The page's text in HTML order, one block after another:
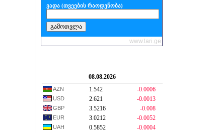
ვადა (თვეების რაოდენობა)
www.lari.ge
08.08.2026
AZN 1.542 -0.0006
USD 2.621 -0.0013
GBP 3.5216 -0.008
EUR 3.0212 -0.0052
UAH 0.5852 -0.0004